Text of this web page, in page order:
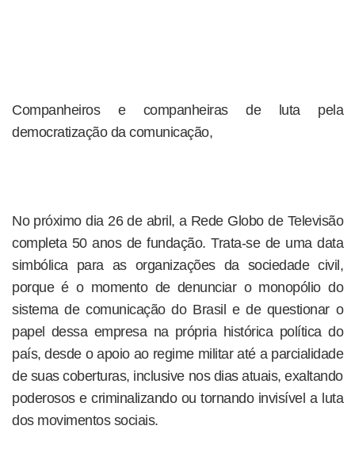
Companheiros e companheiras de luta pela
democratização da comunicação,
No próximo dia 26 de abril, a Rede Globo de Televisão
completa 50 anos de fundação. Trata-se de uma data
simbólica para as organizações da sociedade civil,
porque é o momento de denunciar o monopólio do
sistema de comunicação do Brasil e de questionar o
papel dessa empresa na própria histórica política do
país, desde o apoio ao regime militar até a parcialidade
de suas coberturas, inclusive nos dias atuais, exaltando
poderosos e criminalizando ou tornando invisível a luta
dos movimentos sociais.